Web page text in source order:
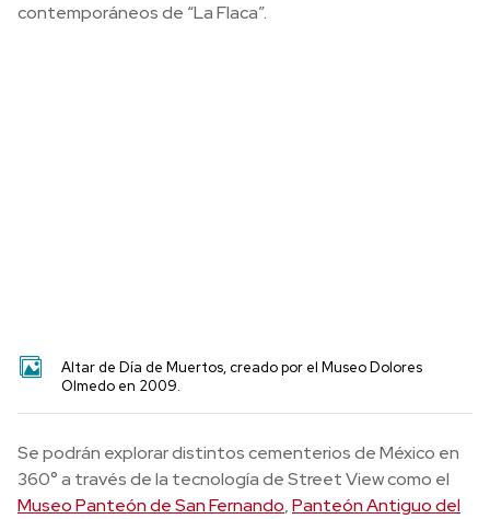
contemporáneos de “La Flaca”.
Altar de Día de Muertos, creado por el Museo Dolores
Olmedo en 2009.
Se podrán explorar distintos cementerios de México en
360° a través de la tecnología de Street View como el
Museo Panteón de San Fernando,Panteón Antiguo del